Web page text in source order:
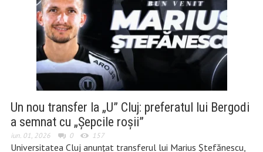
Un nou transfer la „U” Cluj: preferatul lui Bergodi
a semnat cu „Șepcile roșii”
iun. 01, 2026 0 157
Universitatea Cluj anunțat transferul lui Marius Ștefănescu,